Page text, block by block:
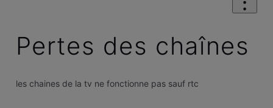
Pertes des chaînes
​les chaines de la tv ne fonctionne pas sauf rtc​